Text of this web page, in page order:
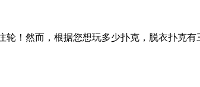
！然而，根据您想玩多少扑克，脱衣扑克有